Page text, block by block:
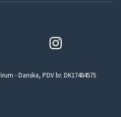
- Danska, PDV br. DK17484575